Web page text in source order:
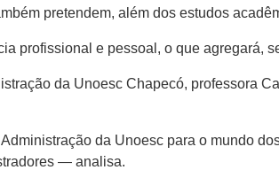
pretendem, além dos estudos
profissional e pessoal, o que agregará,
da Unoesc Chapecó, professora
da Unoesc para o mundo
— analisa.